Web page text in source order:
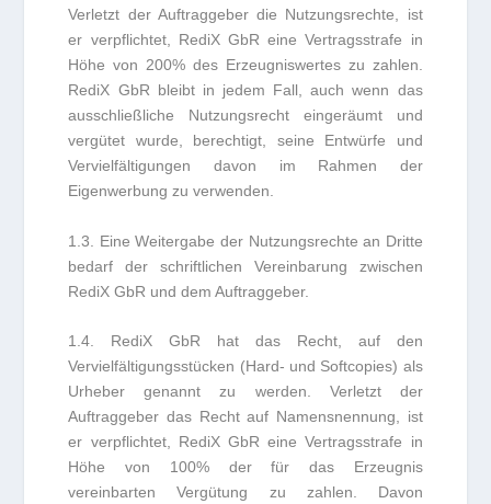
Verletzt der Auftraggeber die Nutzungsrechte, ist
er verpflichtet, RediX GbR eine Vertragsstrafe in
Höhe von 200% des Erzeugniswertes zu zahlen.
RediX GbR bleibt in jedem Fall, auch wenn das
ausschließliche Nutzungsrecht eingeräumt und
vergütet wurde, berechtigt, seine Entwürfe und
Vervielfältigungen davon im Rahmen der
Eigenwerbung zu verwenden.
1.3. Eine Weitergabe der Nutzungsrechte an Dritte
bedarf der schriftlichen Vereinbarung zwischen
RediX GbR und dem Auftraggeber.
1.4. RediX GbR hat das Recht, auf den
Vervielfältigungsstücken (Hard- und Softcopies) als
Urheber genannt zu werden. Verletzt der
Auftraggeber das Recht auf Namensnennung, ist
er verpflichtet, RediX GbR eine Vertragsstrafe in
Höhe von 100% der für das Erzeugnis
vereinbarten Vergütung zu zahlen. Davon